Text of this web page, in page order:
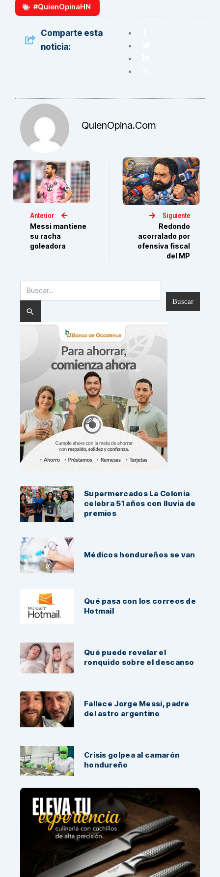
#QuienOpinaHN
Comparte esta
noticia:
QuienOpina.com
Anterior
Messi mantiene
su racha
goleadora
Siguiente
Redondo
acorralado por
ofensiva fiscal
del MP
por:
Supermercados La Colonia
celebra 51 años con lluvia de
premios
Médicos hondureños se van
Qué pasa con los correos de
Hotmail
Qué puede revelar el
ronquido sobre el descanso
Fallece Jorge Messi, padre
del astro argentino
Crisis golpea al camarón
hondureño